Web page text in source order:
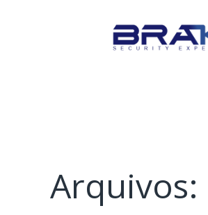
Arquivos: